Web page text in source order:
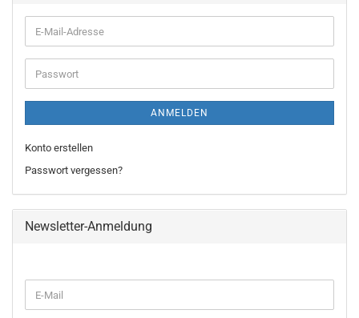
E-
Mail-
Adresse
Passwort
ANMELDEN
Konto erstellen
Passwort vergessen?
Newsletter-Anmeldung
ZUR
E-
Mail